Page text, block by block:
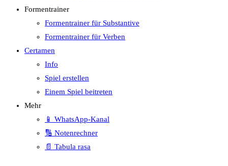
Formentrainer
Formentrainer für Substantive
Formentrainer für Verben
Certamen
Info
Spiel erstellen
Einem Spiel beitreten
Mehr
📱 WhatsApp-Kanal
🔢 Notenrechner
📄 Tabula rasa